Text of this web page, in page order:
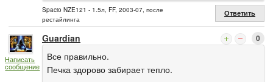
Spacio NZE121 - 1.5л, FF, 2003-07, после
рестайлинга
Ответить
Написать
сообщение
Guardian 0
Все правильно.
Печка здорово забирает тепло.